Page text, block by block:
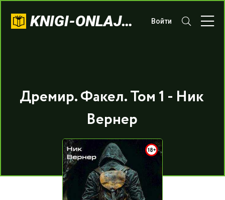
KNIGI-ONLAJN.COM Войти
Дремир. Факел. Том 1 - Ник
Вернер